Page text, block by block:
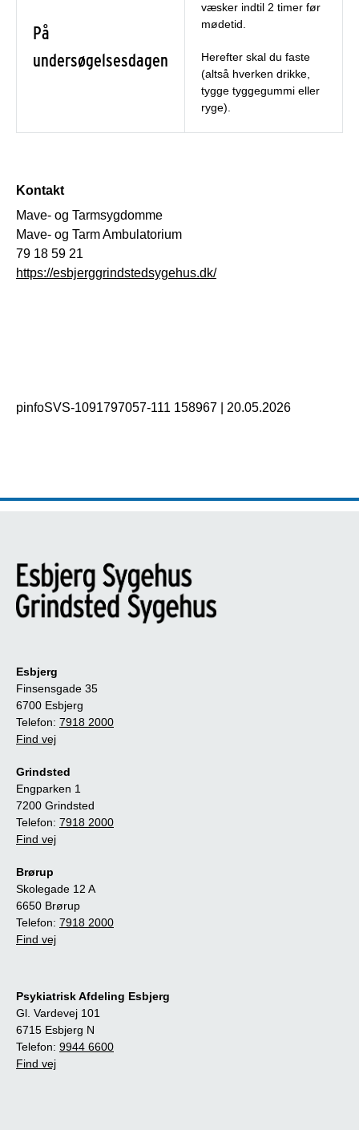
På
undersøgelsesdagen
væsker indtil 2 timer før
mødetid.
Herefter skal du faste
(altså hverken drikke,
tygge tyggegummi eller
ryge).
Kontakt
Mave- og Tarmsygdomme
Mave- og Tarm Ambulatorium
79 18 59 21
https://esbjerggrindstedsygehus.dk/
pinfoSVS-1091797057-111 158967 20.05.2026
Esbjerg
Finsensgade 35
6700 Esbjerg
Telefon: 7918 2000
Find vej
Grindsted
Engparken 1
7200 Grindsted
Telefon: 7918 2000
Find vej
Brørup
Skolegade 12 A
6650 Brørup
Telefon: 7918 2000
Find vej
Psykiatrisk Afdeling Esbjerg
Gl. Vardevej 101
6715 Esbjerg N
Telefon: 9944 6600
Find vej